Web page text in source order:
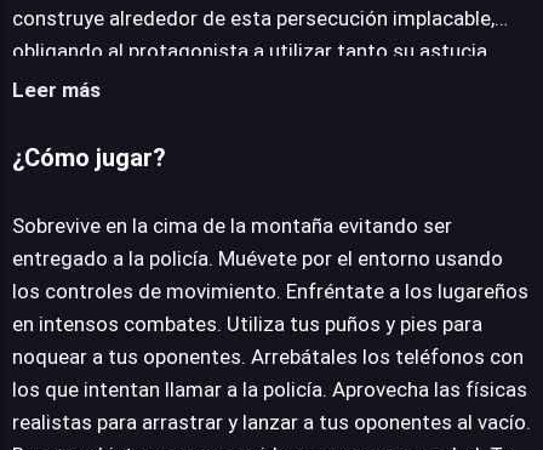
construye alrededor de esta persecución implacable,
obligando al protagonista a utilizar tanto su astucia
como su fuerza bruta para sobrevivir. La jugabilidad se
montaña. Los jugadores deben emplear puños y pies
estratégica implica arrebatarles los teléfonos con los
que intentan alertar a la policía. Un elemento distintivo
del juego son sus físicas realistas, que permiten una
interacción dinámica con el entorno: es posible arrastrar
y lanzar a los adversarios al vacío, convirtiendo la cima
de la montaña en un campo de batalla vertiginoso.
Además, la gestión de la salud mediante la recolección
de comida y la navegación cuidadosa para evitar caídas
Leer más
¿Cómo jugar?
Sobrevive en la cima de la montaña evitando ser
entregado a la policía. Muévete por el entorno usando
los controles de movimiento. Enfréntate a los lugareños
en intensos combates. Utiliza tus puños y pies para
noquear a tus oponentes. Arrebátales los teléfonos con
los que intentan llamar a la policía. Aprovecha las físicas
realistas para arrastrar y lanzar a tus oponentes al vacío.